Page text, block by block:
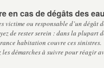
en cas de dégâts des
victime ou responsable d’un dégât
de rester serein : dans la plupart
habitation couvre ces sinistres.
les démarches à suivre pour réagir